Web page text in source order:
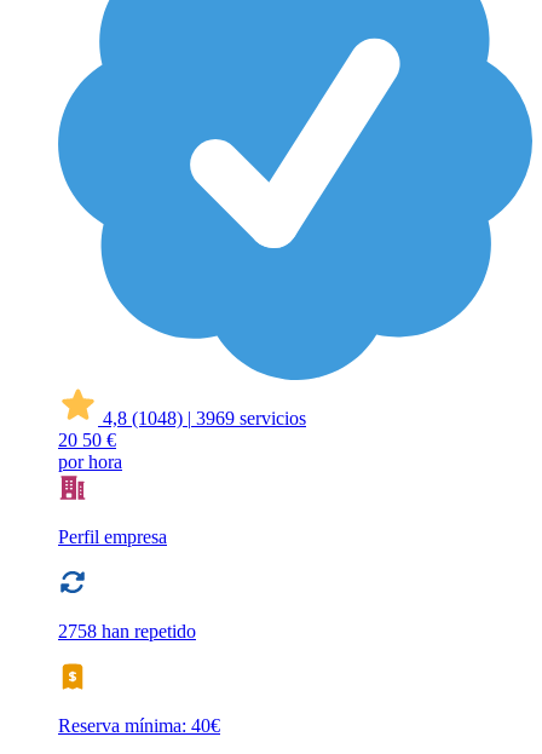
4,8 (1048) | 3969 servicios
20 50 €
por hora
Perfil empresa
2758 han repetido
Reserva mínima: 40€